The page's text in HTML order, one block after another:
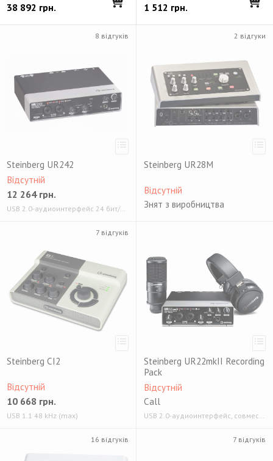
38 892 грн. 1 512 грн.
Steinberg UR242
Відсутній
12 264грн.
USB 2.0-аудиоинтерфейс 24 бит/192 кГц
8 відгуків
Steinberg UR28M
Відсутній
Знят з виробництва
2 відгуки
Steinberg CI2
Відсутній
10 668 грн.
USB 1.1 48 kHz (max)
7 відгуків
Steinberg UR22mkII Recording
Pack
Відсутній
Call
USB 2.0-аудиоинтерфейс, совместимость с iOS устройствами iPAD 2 и выше 192 кГц/24 бит
16 відгуків 7 відгуків